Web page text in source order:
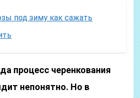
под зиму как сажать
процесс черенкования
непонятно. Но в